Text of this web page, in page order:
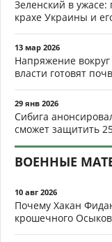
Зеленский в
крахе Украины и
13 мар 2026
Напряжение
власти готовят
29 янв 2026
Сибига
сможет защитить
ВОЕННЫЕ
10 авг 2026
Почему Хакан
крошечного